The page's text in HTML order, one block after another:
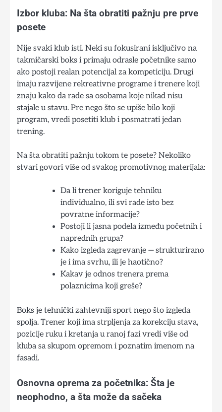
Izbor kluba: Na šta obratiti pažnju pre prve
posete
Nije svaki klub isti. Neki su fokusirani isključivo na
takmičarski boks i primaju odrasle početnike samo
ako postoji realan potencijal za kompeticiju. Drugi
imaju razvijene rekreativne programe i trenere koji
znaju kako da rade sa osobama koje nikad nisu
stajale u stavu. Pre nego što se upiše bilo koji
program, vredi posetiti klub i posmatrati jedan
trening.
Na šta obratiti pažnju tokom te posete? Nekoliko
stvari govori više od svakog promotivnog materijala:
Da li trener koriguje tehniku
individualno, ili svi rade isto bez
povratne informacije?
Postoji li jasna podela između početnih i
naprednih grupa?
Kako izgleda zagrevanje — strukturirano
je i ima svrhu, ili je haotično?
Kakav je odnos trenera prema
polaznicima koji greše?
Boks je tehnički zahtevniji sport nego što izgleda
spolja. Trener koji ima strpljenja za korekciju stava,
pozicije ruku i kretanja u ranoj fazi vredi više od
kluba sa skupom opremom i poznatim imenom na
fasadi.
Osnovna oprema za početnika: Šta je
neophodno, a šta može da sačeka